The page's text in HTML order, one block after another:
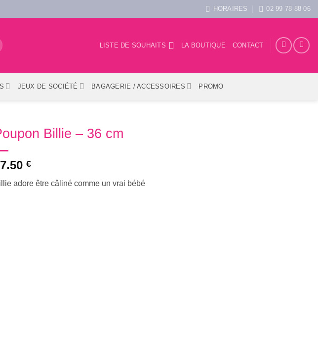
HORAIRES 02 99 78 88 06
LISTE DE SOUHAITS LA BOUTIQUE CONTACT
JEUX DE SOCIÉTÉ BAGAGERIE / ACCESSOIRES PROMO
Billie – 36 cm
€
adore être câliné comme un vrai bébé